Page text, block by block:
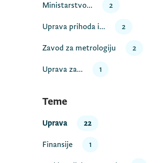
Ministarstvo... 2
Uprava prihoda i... 2
Zavod za metrologiju 2
Uprava za... 1
Teme
Uprava 22
Finansije 1